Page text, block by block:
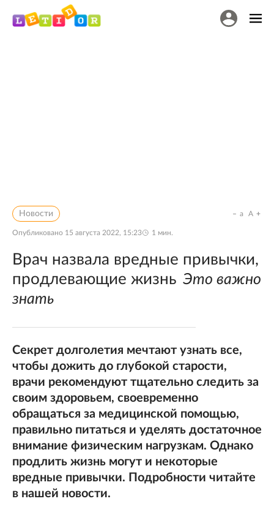
Новости
Опубликовано 15 августа 2022, 15:23 1 мин.
a A
Врач назвала вредные привычки,
продлевающие жизнь Это важно
знать
Секрет долголетия мечтают узнать все,
чтобы дожить до глубокой старости,
врачи рекомендуют тщательно следить за
своим здоровьем, своевременно
обращаться за медицинской помощью,
правильно питаться и уделять достаточное
внимание физическим нагрузкам. Однако
продлить жизнь могут и некоторые
вредные привычки. Подробности читайте
в нашей новости.